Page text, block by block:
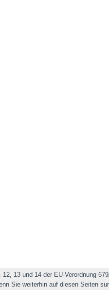
13 und 14 der EU-Verordnung
Sie weiterhin auf diesen Seiten